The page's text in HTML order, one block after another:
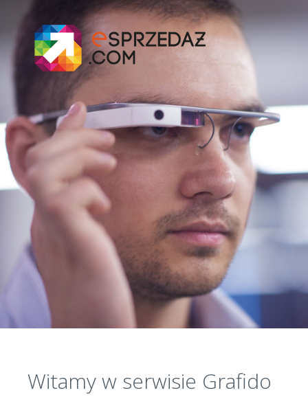
Witamy w serwisie Grafido